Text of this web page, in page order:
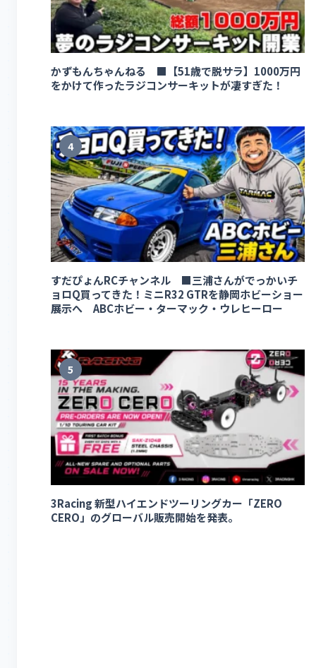
かずもんちゃんねる ■【51歳で脱サラ】1000万円
をかけて作ったラジコンサーキットが凄すぎた！
4
すだぴょんRCチャンネル ■三浦さんがでっかいチ
ョロQ買ってきた！ミニR32 GTRを静岡ホビーショー
展示へ ABCホビー・ターマック・ウレヒーロー
5
3Racing 新型ハイエンドツーリングカー「ZERO
CERO」のグローバル販売開始を発表。